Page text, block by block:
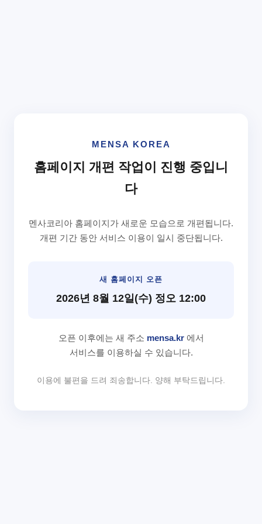
MENSA KOREA
홈페이지 개편 작업이 진행 중입니
다
멘사코리아 홈페이지가 새로운 모습으로 개편됩니다.
개편 기간 동안 서비스 이용이 일시 중단됩니다.
새 홈페이지 오픈
2026년 8월 12일(수) 정오 12:00
오픈 이후에는 새 주소 mensa.kr에서
서비스를 이용하실 수 있습니다.
이용에 불편을 드려 죄송합니다. 양해 부탁드립니다.